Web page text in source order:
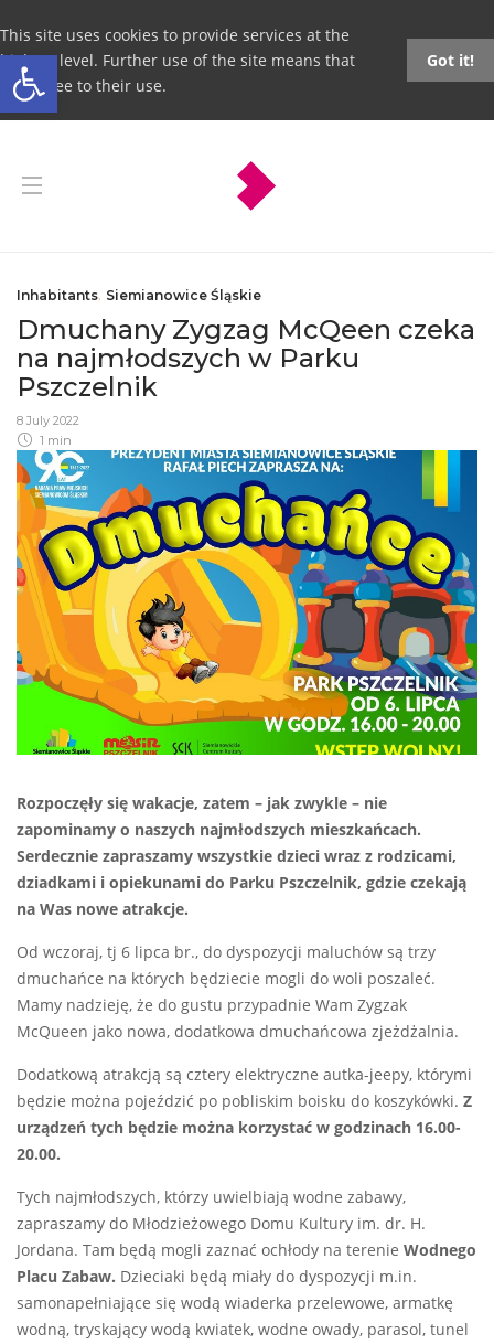
Open toolbar
This site uses cookies to provide services at the
highest level. Further use of the site means that
you agree to their use.
Got it!
Inhabitants, Siemianowice Śląskie
Dmuchany Zygzag McQeen czeka
na najmłodszych w Parku
Pszczelnik
8 July 2022
1 min
Rozpoczęły się wakacje, zatem – jak zwykle – nie
zapominamy o naszych najmłodszych mieszkańcach.
Serdecznie zapraszamy wszystkie dzieci wraz z rodzicami,
dziadkami i opiekunami do Parku Pszczelnik, gdzie czekają
na Was nowe atrakcje.
Od wczoraj, tj 6 lipca br., do dyspozycji maluchów są trzy
dmuchańce na których będziecie mogli do woli poszaleć.
Mamy nadzieję, że do gustu przypadnie Wam Zygzak
McQueen jako nowa, dodatkowa dmuchańcowa zjeżdżalnia.
Dodatkową atrakcją są cztery elektryczne autka-jeepy, którymi
będzie można pojeździć po pobliskim boisku do koszykówki. Z
urządzeń tych będzie można korzystać w godzinach 16.00-
20.00.
Tych najmłodszych, którzy uwielbiają wodne zabawy,
zapraszamy do Młodzieżowego Domu Kultury im. dr. H.
Jordana. Tam będą mogli zaznać ochłody na terenie Wodnego
Placu Zabaw. Dzieciaki będą miały do dyspozycji m.in.
samonapełniające się wodą wiaderka przelewowe, armatkę
wodną, tryskający wodą kwiatek, wodne owady, parasol, tunel